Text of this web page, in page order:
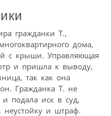
гражданки Т.,
дома,
с крыши. Управляющая
и пришла к выводу,
так как она
Гражданка Т. не
подала иск в суд,
неустойку и штраф.